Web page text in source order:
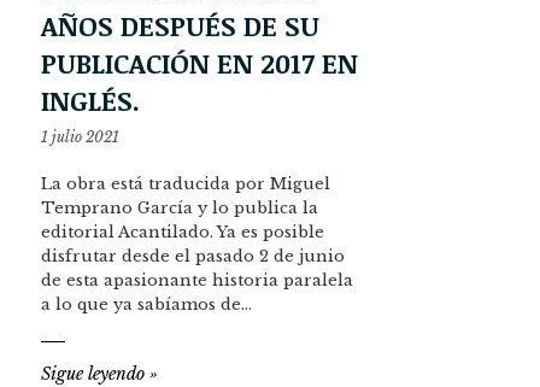
AÑOS DESPUÉS DE SU
PUBLICACIÓN EN 2017 EN
INGLÉS.
1 julio 2021
La obra está traducida por Miguel
Temprano García y lo publica la
editorial Acantilado. Ya es posible
disfrutar desde el pasado 2 de junio
de esta apasionante historia paralela
a lo que ya sabíamos de…
Sigue leyendo »